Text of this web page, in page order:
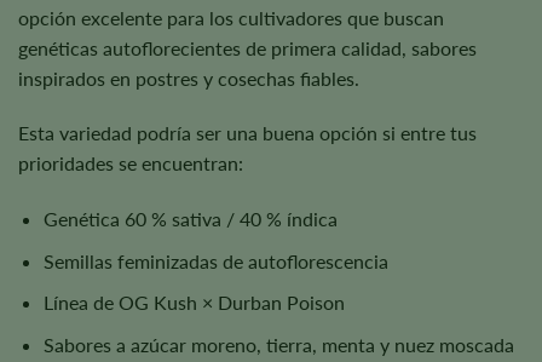
opción excelente para los cultivadores que buscan
genéticas autoflorecientes de primera calidad, sabores
inspirados en postres y cosechas fiables.
Esta variedad podría ser una buena opción si entre tus
prioridades se encuentran:
Genética 60 % sativa / 40 % índica
Semillas feminizadas de autoflorescencia
Línea de OG Kush × Durban Poison
Sabores a azúcar moreno, tierra, menta y nuez moscada